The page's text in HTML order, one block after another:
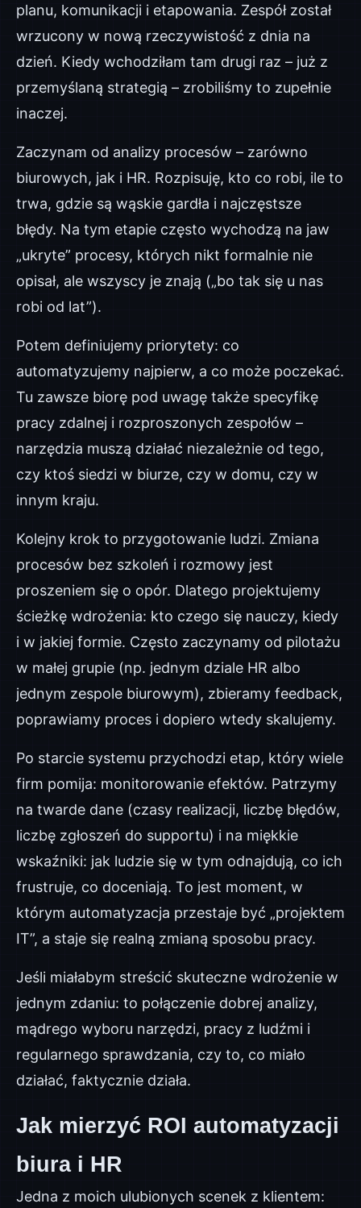
planu, komunikacji i etapowania. Zespół został
wrzucony w nową rzeczywistość z dnia na
dzień. Kiedy wchodziłam tam drugi raz – już z
przemyślaną strategią – zrobiliśmy to zupełnie
inaczej.
Zaczynam od analizy procesów – zarówno
biurowych, jak i HR. Rozpisuję, kto co robi, ile to
trwa, gdzie są wąskie gardła i najczęstsze
błędy. Na tym etapie często wychodzą na jaw
„ukryte” procesy, których nikt formalnie nie
opisał, ale wszyscy je znają („bo tak się u nas
robi od lat”).
Potem definiujemy priorytety: co
automatyzujemy najpierw, a co może poczekać.
Tu zawsze biorę pod uwagę także specyfikę
pracy zdalnej i rozproszonych zespołów –
narzędzia muszą działać niezależnie od tego,
czy ktoś siedzi w biurze, czy w domu, czy w
innym kraju.
Kolejny krok to przygotowanie ludzi. Zmiana
procesów bez szkoleń i rozmowy jest
proszeniem się o opór. Dlatego projektujemy
ścieżkę wdrożenia: kto czego się nauczy, kiedy
i w jakiej formie. Często zaczynamy od pilotażu
w małej grupie (np. jednym dziale HR albo
jednym zespole biurowym), zbieramy feedback,
poprawiamy proces i dopiero wtedy skalujemy.
Po starcie systemu przychodzi etap, który wiele
firm pomija: monitorowanie efektów. Patrzymy
na twarde dane (czasy realizacji, liczbę błędów,
liczbę zgłoszeń do supportu) i na miękkie
wskaźniki: jak ludzie się w tym odnajdują, co ich
frustruje, co doceniają. To jest moment, w
którym automatyzacja przestaje być „projektem
IT”, a staje się realną zmianą sposobu pracy.
Jeśli miałabym streścić skuteczne wdrożenie w
jednym zdaniu: to połączenie dobrej analizy,
mądrego wyboru narzędzi, pracy z ludźmi i
regularnego sprawdzania, czy to, co miało
działać, faktycznie działa.
Jak mierzyć ROI automatyzacji
biura i HR
Jedna z moich ulubionych scenek z klientem: